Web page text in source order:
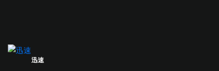
迅速